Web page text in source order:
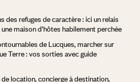
des refuges de caractère : ici un relais
maison d’hôtes habilement perchée
de Lucques, marcher sur
Terre : vos sorties avec guide
location, concierge à destination,